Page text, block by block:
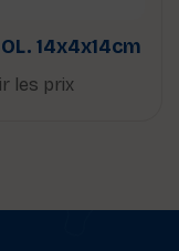
14x4x14cm
les prix